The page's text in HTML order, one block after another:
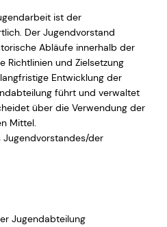
ist der
Der Jugendvorstand
Abläufe innerhalb der
Richtlinien und Zielsetzung
Entwicklung der
führt und verwaltet
über die Verwendung der
Mittel.
der
Jugendabteilung